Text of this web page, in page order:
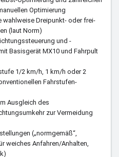
Optimierung
Dreipunkt- oder frei-
(laut Norm)
und -
Basisgerät MX10 und Fahrpult
1/2 km/h, 1 km/h oder 2
Fahrstufen-
Ausgleich des
zur Vermeidung
(„normgemäß“,
weiches Anfahren/Anhalten,